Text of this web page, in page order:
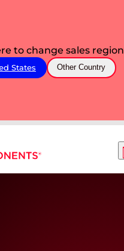
to change sales region
States Other Country